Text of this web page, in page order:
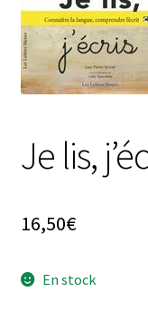
Vers La Dispute
Je lis,
16,50€
En stock